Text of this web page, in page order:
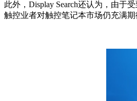
此外，Display Search还认为，由于
触控业者对触控笔记本市场仍充满